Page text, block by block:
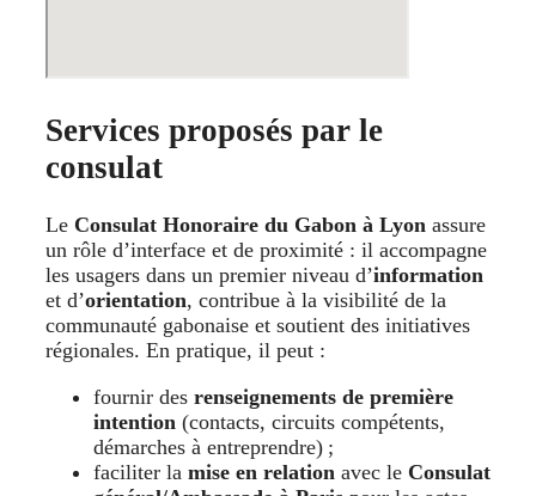
Services proposés par le
consulat
Le Consulat Honoraire du Gabon à Lyon assure
un rôle d’interface et de proximité : il accompagne
les usagers dans un premier niveau d’information
et d’orientation, contribue à la visibilité de la
communauté gabonaise et soutient des initiatives
régionales. En pratique, il peut :
fournir des renseignements de première
intention (contacts, circuits compétents,
démarches à entreprendre) ;
faciliter la mise en relation avec le Consulat